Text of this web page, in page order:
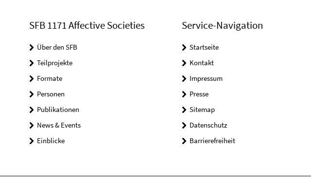
SFB 1171 Affective Societies
Über den SFB
Teilprojekte
Formate
Personen
Publikationen
News & Events
Einblicke
Service-Navigation
Startseite
Kontakt
Impressum
Presse
Sitemap
Datenschutz
Barrierefreiheit